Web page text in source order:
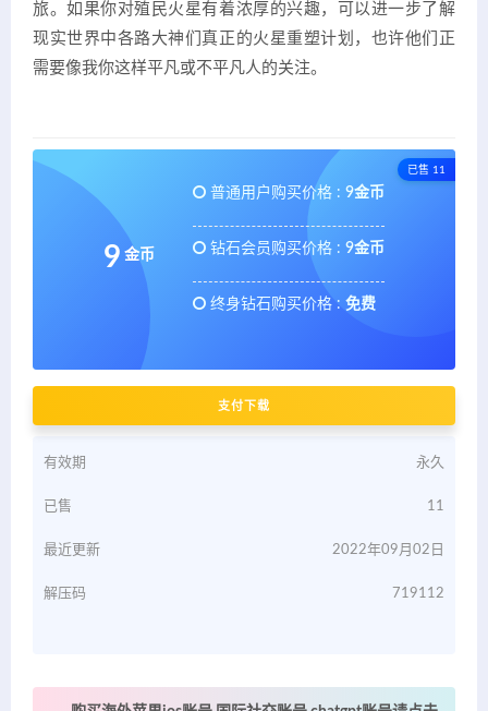
旅。如果你对殖民火星有着浓厚的兴趣，可以进一步了解
现实世界中各路大神们真正的火星重塑计划，也许他们正
需要像我你这样平凡或不平凡人的关注。
已售 11
9 金币
普通用户购买价格 : 9金币
钻石会员购买价格 : 9金币
终身钻石购买价格 : 免费
支付下载
有效期 永久
已售 11
最近更新 2022年09月02日
解压码 719112